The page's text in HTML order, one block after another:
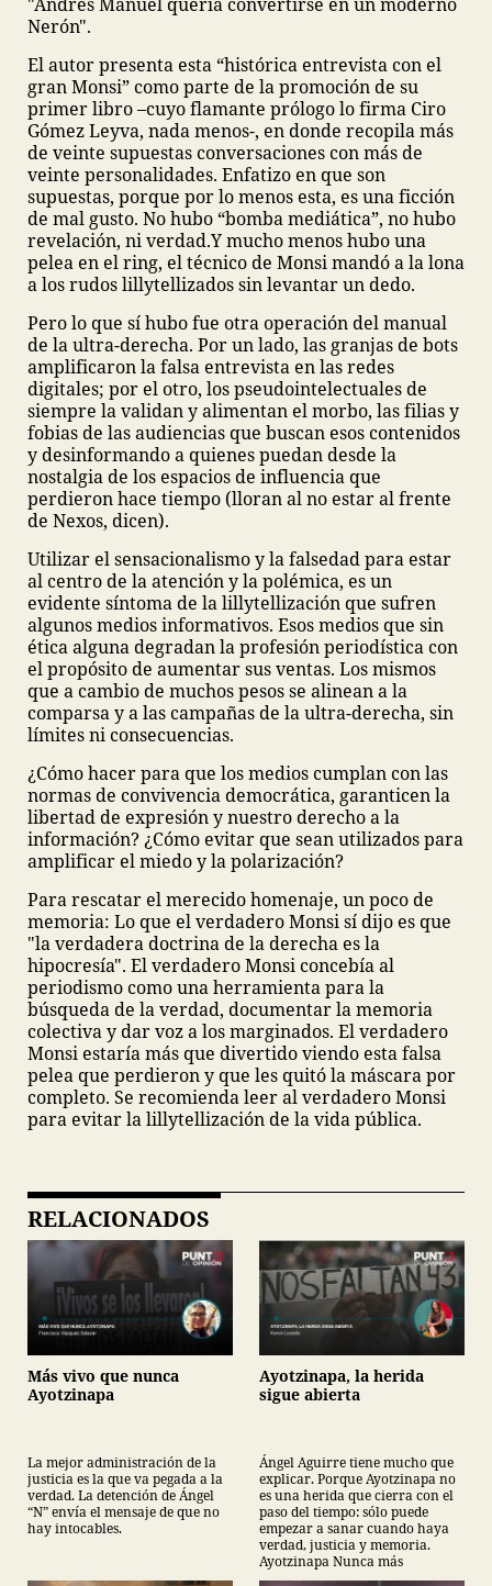
Nerón".
El autor presenta esta “histórica entrevista con el
gran Monsi” como parte de la promoción de su
primer libro –cuyo flamante prólogo lo firma Ciro
Gómez Leyva, nada menos-, en donde recopila más
de veinte supuestas conversaciones con más de
veinte personalidades. Enfatizo en que son
supuestas, porque por lo menos esta, es una ficción
de mal gusto. No hubo “bomba mediática”, no hubo
revelación, ni verdad.Y mucho menos hubo una
pelea en el ring, el técnico de Monsi mandó a la lona
a los rudos lillytellizados sin levantar un dedo.
Pero lo que sí hubo fue otra operación del manual
de la ultra-derecha. Por un lado, las granjas de bots
amplificaron la falsa entrevista en las redes
digitales; por el otro, los pseudointelectuales de
siempre la validan y alimentan el morbo, las filias y
fobias de las audiencias que buscan esos contenidos
y desinformando a quienes puedan desde la
nostalgia de los espacios de influencia que
perdieron hace tiempo (lloran al no estar al frente
de Nexos, dicen).
Utilizar el sensacionalismo y la falsedad para estar
al centro de la atención y la polémica, es un
evidente síntoma de la lillytellización que sufren
algunos medios informativos. Esos medios que sin
ética alguna degradan la profesión periodística con
el propósito de aumentar sus ventas. Los mismos
que a cambio de muchos pesos se alinean a la
comparsa y a las campañas de la ultra-derecha, sin
límites ni consecuencias.
¿Cómo hacer para que los medios cumplan con las
normas de convivencia democrática, garanticen la
libertad de expresión y nuestro derecho a la
información? ¿Cómo evitar que sean utilizados para
amplificar el miedo y la polarización?
Para rescatar el merecido homenaje, un poco de
memoria: Lo que el verdadero Monsi sí dijo es que
"la verdadera doctrina de la derecha es la
hipocresía". El verdadero Monsi concebía al
periodismo como una herramienta para la
búsqueda de la verdad, documentar la memoria
colectiva y dar voz a los marginados. El verdadero
Monsi estaría más que divertido viendo esta falsa
pelea que perdieron y que les quitó la máscara por
completo. Se recomienda leer al verdadero Monsi
para evitar la lillytellización de la vida pública.
RELACIONADOS
Más vivo que nunca
Ayotzinapa
La mejor administración de la
justicia es la que va pegada a la
verdad. La detención de Ángel
“N” envía el mensaje de que no
hay intocables.
Ayotzinapa, la herida
sigue abierta
Ángel Aguirre tiene mucho que
explicar. Porque Ayotzinapa no
es una herida que cierra con el
paso del tiempo: sólo puede
empezar a sanar cuando haya
verdad, justicia y memoria.
Ayotzinapa Nunca más